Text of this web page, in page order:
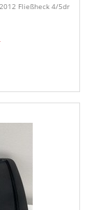
Fließheck 4/5dr